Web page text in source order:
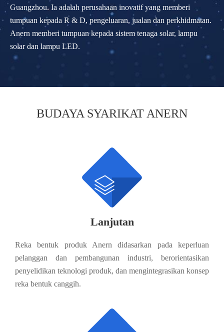
Guangzhou. Ia adalah perusahaan inovatif yang memberi
tumpuan kepada R & D, pengeluaran, jualan dan perkhidmatan.
Anern memberi tumpuan kepada sistem tenaga solar, lampu
solar dan lampu LED.
BUDAYA SYARIKAT ANERN

Lanjutan
Reka bentuk produk Anern didasarkan pada keperluan
pelanggan dan pembangunan industri, berorientasikan
penyelidikan teknologi produk, dan mengintegrasikan konsep
reka bentuk canggih.